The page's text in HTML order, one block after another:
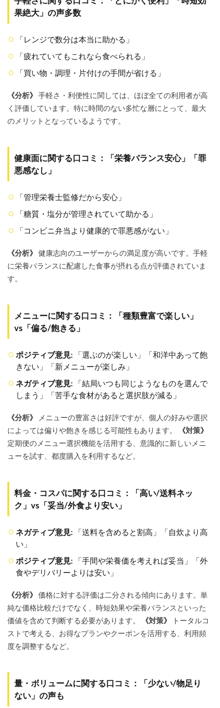
5.3
送料
ら？
別送
料一
覧表
5.4
可能
な支
6
foodable
をお得
は？キ
ーン・
クーポ
ン情報
6.1
定割引
6.2
クー
の探
し方
6.3
最も
お得
める
ため
の推
奨方
法
ニュー
があ
る？
メニュ
ーと選
び方の
ヒント
7.1
メニ
の傾
向
（和
洋中
の具
7.2
目的
別お
果絶大」の声多数
「レンジで数分は本当に助かる」
「疲れていてもこれなら食べられる」
「買い物・調理・片付けの手間が省ける」
《分析》
手軽さ・利便性に関しては、ほぼ全ての利用者が高
く評価しています。特に時間のない多忙な層にとって、最大
のメリットとなっているようです。
健康面に関する口コミ：「栄養バランス安心」「罪
悪感なし」
「管理栄養士監修だから安心」
「糖質・塩分が管理されていて助かる」
「コンビニ弁当より健康的で罪悪感がない」
《分析》
健康志向のユーザーからの満足度が高いです。手軽
に栄養バランスに配慮した食事が摂れる点が評価されていま
す。
メニューに関する口コミ：「種類豊富で楽しい」
vs「偏る/飽きる」
ポジティブ意見: 「選ぶのが楽しい」「和洋中あって飽
きない」「新メニューが楽しみ」
ネガティブ意見: 「結局いつも同じようなものを選んで
しまう」「苦手な食材があると選択肢が減る」
《分析》
メニューの豊富さは好評ですが、個人の好みや選択
によっては偏りや飽きを感じる可能性もあります。
《対策》
定期便のメニュー選択機能を活用する、意識的に新しいメニ
ューを試す、都度購入を利用するなど。
料金・コスパに関する口コミ：「高い/送料ネッ
ク」vs「妥当/外食より安い」
ネガティブ意見: 「送料を含めると割高」「自炊より高
い」
ポジティブ意見: 「手間や栄養価を考えれば妥当」「外
食やデリバリーよりは安い」
《分析》
価格に対する評価は二分される傾向にあります。単
純な価格比較だけでなく、時短効果や栄養バランスといった
価値を含めて判断する必要があります。
《対策》
トータルコ
ストで考える、お得なプランやクーポンを活用する、利用頻
度を調整するなど。
量・ボリュームに関する口コミ：「少ない/物足り
ない」の声も